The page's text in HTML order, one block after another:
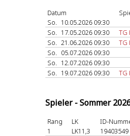
Datum
So. 10.05.2026 09:30
So. 17.05.2026 09:30
TG
So. 21.06.2026 09:30
TG
So. 05.07.2026 09:30
So. 12.07.2026 09:30
So. 19.07.2026 09:30 TG
Spieler - Sommer
Rang LK
ID-
1
LK11,3
19403549